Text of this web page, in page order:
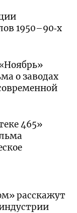
1950–90‑х
о заводах
465»
расскажут